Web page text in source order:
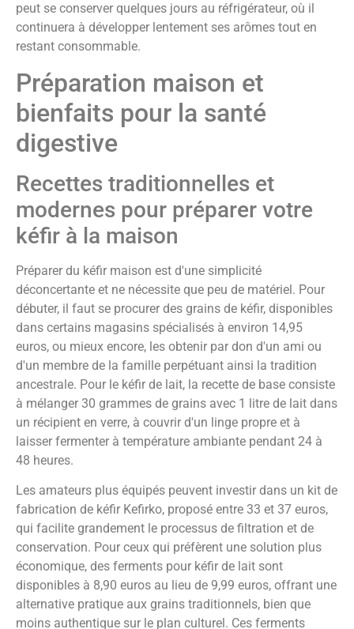
peut se conserver quelques jours au réfrigérateur, où il
continuera à développer lentement ses arômes tout en
restant consommable.
Préparation maison et
bienfaits pour la santé
digestive
Recettes traditionnelles et
modernes pour préparer votre
kéfir à la maison
Préparer du kéfir maison est d'une simplicité
déconcertante et ne nécessite que peu de matériel. Pour
débuter, il faut se procurer des grains de kéfir, disponibles
dans certains magasins spécialisés à environ 14,95
euros, ou mieux encore, les obtenir par don d'un ami ou
d'un membre de la famille perpétuant ainsi la tradition
ancestrale. Pour le kéfir de lait, la recette de base consiste
à mélanger 30 grammes de grains avec 1 litre de lait dans
un récipient en verre, à couvrir d'un linge propre et à
laisser fermenter à température ambiante pendant 24 à
48 heures.
Les amateurs plus équipés peuvent investir dans un kit de
fabrication de kéfir Kefirko, proposé entre 33 et 37 euros,
qui facilite grandement le processus de filtration et de
conservation. Pour ceux qui préfèrent une solution plus
économique, des ferments pour kéfir de lait sont
disponibles à 8,90 euros au lieu de 9,99 euros, offrant une
alternative pratique aux grains traditionnels, bien que
moins authentique sur le plan culturel. Ces ferments